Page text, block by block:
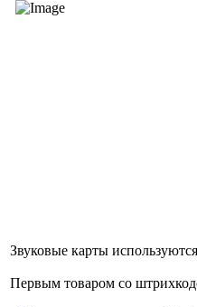
Звуковые карты
Первым товаром со